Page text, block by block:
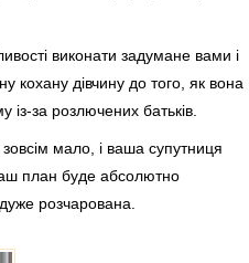
виконати задумане вами і
кохану дівчину до того, як вона
за розлючених батьків.
мало, і ваша супутниця
план буде абсолютно
розчарована.